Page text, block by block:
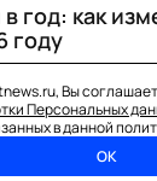
год: как
году
Вы
Персональных
в данной
ОК